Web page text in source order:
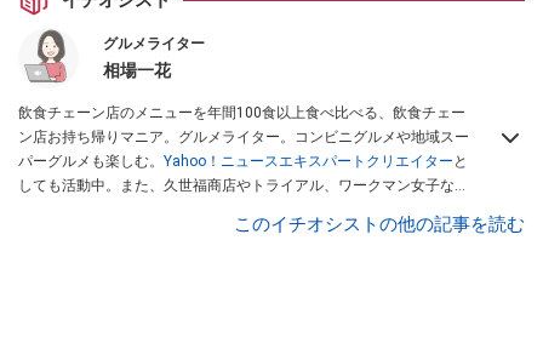
グルメライター
相場一花
飲食チェーン店のメニューを年間100食以上食べ比べる、飲食チェー
ン店お持ち帰りマニア。グルメライター。コンビニグルメや地域スー
パーグルメも楽しむ。 Yahoo！ニュースエキスパートクリエイター と
しても活動中。また、久世福商店やトライアル、ワークマン女子など
、集英社「週刊プレイボーイ」、宝島
このイチオシストの他の記事を読む